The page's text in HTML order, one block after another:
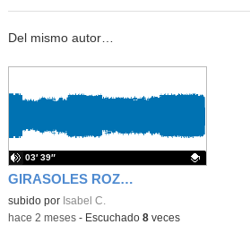
Del mismo autor…
GIRASOLES ROZALÉN
Contenido educativo.
subido por Isabel C.
03′ 39″
-hace 2 meses- Escuchado 8veces